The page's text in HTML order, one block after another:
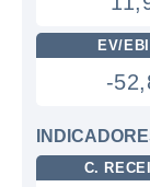
EV/
-
C.